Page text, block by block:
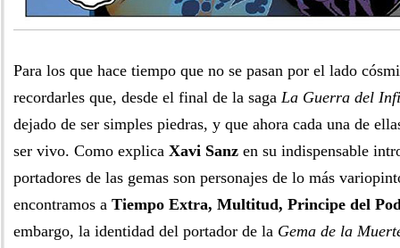
Para los que hace tiempo que no se pasan por el lado
recordarles que, desde el final de la saga La Guerra del
dejado de ser simples piedras, y que ahora cada una de
ser vivo. Como explica Xavi Sanz en su indispensable
portadores de las gemas son personajes de lo más
encontramos a Tiempo Extra, Multitud, Principe del
embargo, la identidad del portador de la Gema de la